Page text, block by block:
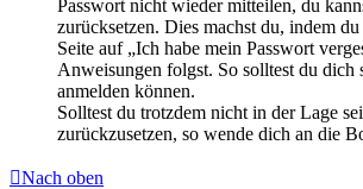
Passwort nicht wieder mitteilen, du
zurücksetzen. Dies machst du, indem
Seite auf „Ich habe mein Passwort
Anweisungen folgst. So solltest du dich
anmelden können.
Solltest du trotzdem nicht in der Lage
zurückzusetzen, so wende dich an die
Nach oben